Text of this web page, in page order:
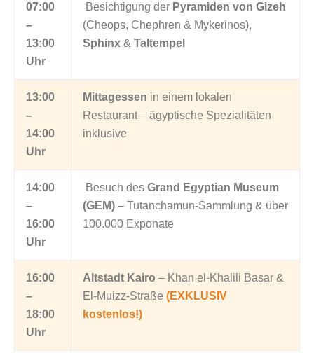
07:00
–
13:00
Uhr
Besichtigung der Pyramiden von Gizeh
(Cheops, Chephren & Mykerinos),
Sphinx & Taltempel
13:00
–
14:00
Uhr
Mittagessen in einem lokalen
Restaurant – ägyptische Spezialitäten
inklusive
14:00
–
16:00
Uhr
Besuch des Grand Egyptian Museum
(GEM) – Tutanchamun-Sammlung & über
100.000 Exponate
16:00
–
18:00
Uhr
Altstadt Kairo – Khan el-Khalili Basar &
El-Muizz-Straße (EXKLUSIV
kostenlos!)